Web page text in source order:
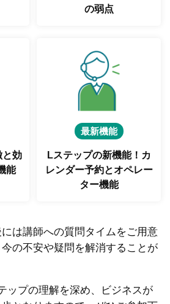
の弱点
効
能
最新機能
Lステップの新機能！ カ
レンダー予約とオペレー
ター機能
は講師への質問タイムをご用意
の不安や疑問を解消することが
ップの理解を深め、ビジネスが